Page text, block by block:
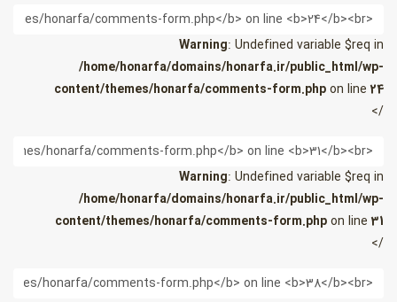
Warning: Undefined variable $req in
/home/honarfa/domains/honarfa.ir/public_html/wp-
content/themes/honarfa/comments-form.phpon line24
/>
ایمیل
Warning: Undefined variable $req in
/home/honarfa/domains/honarfa.ir/public_html/wp-
content/themes/honarfa/comments-form.phpon line31
/>